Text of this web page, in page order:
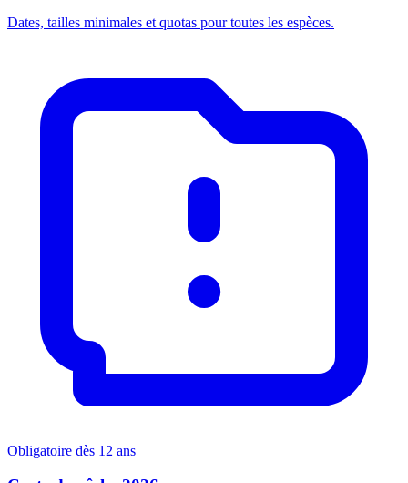
Dates, tailles minimales et quotas pour toutes les espèces.
Obligatoire dès 12 ans